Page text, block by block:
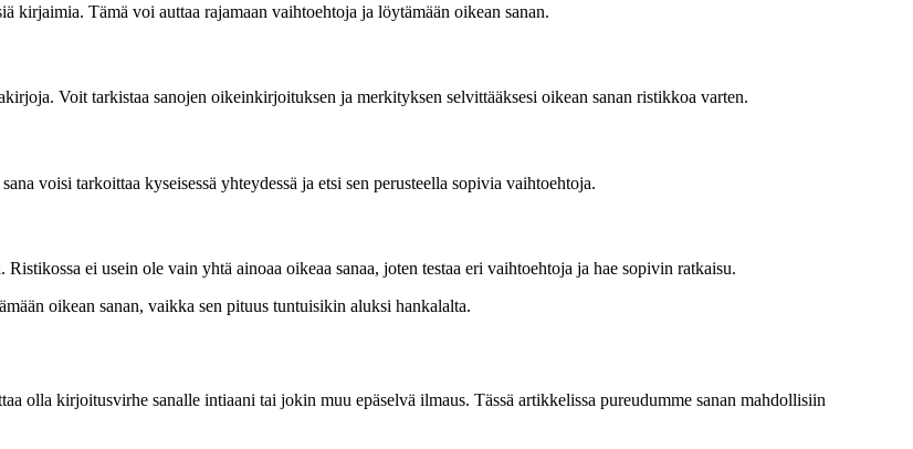
Tämä voi auttaa rajamaan vaihtoehtoja ja löytämään oikean sanan.
Voit tarkistaa sanojen oikeinkirjoituksen ja merkityksen selvittääksesi oikean sanan ristikkoa varten.
voisi tarkoittaa kyseisessä yhteydessä ja etsi sen perusteella sopivia vaihtoehtoja.
ei usein ole vain yhtä ainoaa oikeaa sanaa, joten testaa eri vaihtoehtoja ja hae sopivin ratkaisu.
oikean sanan, vaikka sen pituus tuntuisikin aluksi hankalalta.
olla kirjoitusvirhe sanalle intiaani tai jokin muu epäselvä ilmaus. Tässä artikkelissa pureudumme sanan mahdollisiin